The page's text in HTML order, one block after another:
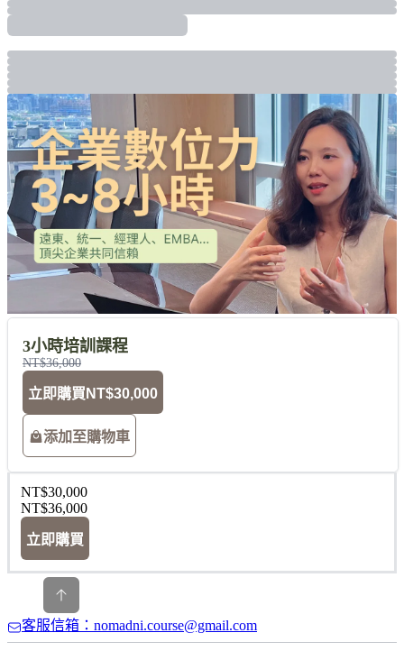
3小時培訓課程
NT$36,000
立即購買 NT$30,000
添加至購物車
NT$30,000
NT$36,000
立即購買
客服信箱：nomadni.course@gmail.com